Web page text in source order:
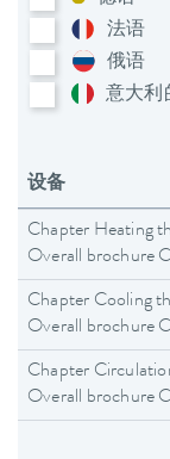
法语
俄语
意大利​
设备
Chapter Heating
Overall brochure
Chapter Cooling
Overall brochure
Chapter
Overall brochure